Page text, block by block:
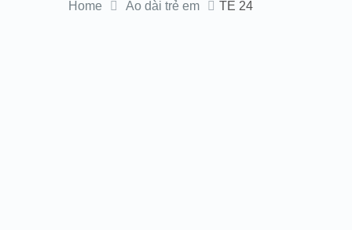
Home Áo dài trẻ em TE 24